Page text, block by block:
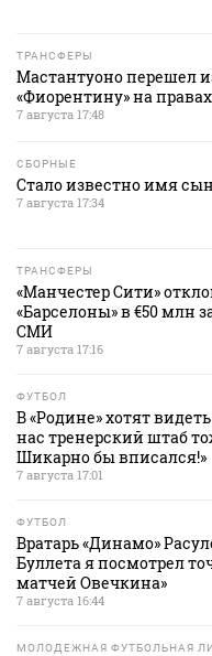
ТРАНСФЕРЫ
Мастантуоно перешел
«Фиорентину» на
7 августа 17:48
СБОРНЫЕ
Стало известно имя
7 августа 17:34
ТРАНСФЕРЫ
«Манчестер Сити»
«Барселоны» в €50 млн
СМИ
7 августа 17:16
ФУТБОЛ
В «Родине» хотят
нас тренерский штаб
Шикарно бы вписался!»
7 августа 17:01
ФУТБОЛ
Вратарь «Динамо»
Буллета я посмотрел
матчей Овечкина»
7 августа 16:44
МОЛОДЕЖНАЯ ФУТБОЛЬНАЯ